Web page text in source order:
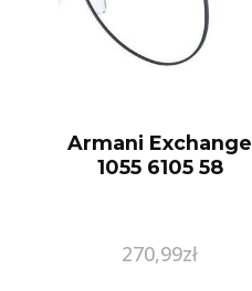
Armani Exchange
1055 6105 58
270,99zł